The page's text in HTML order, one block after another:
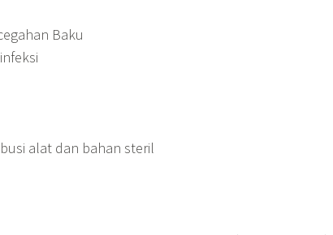
Baku
alat dan bahan steril